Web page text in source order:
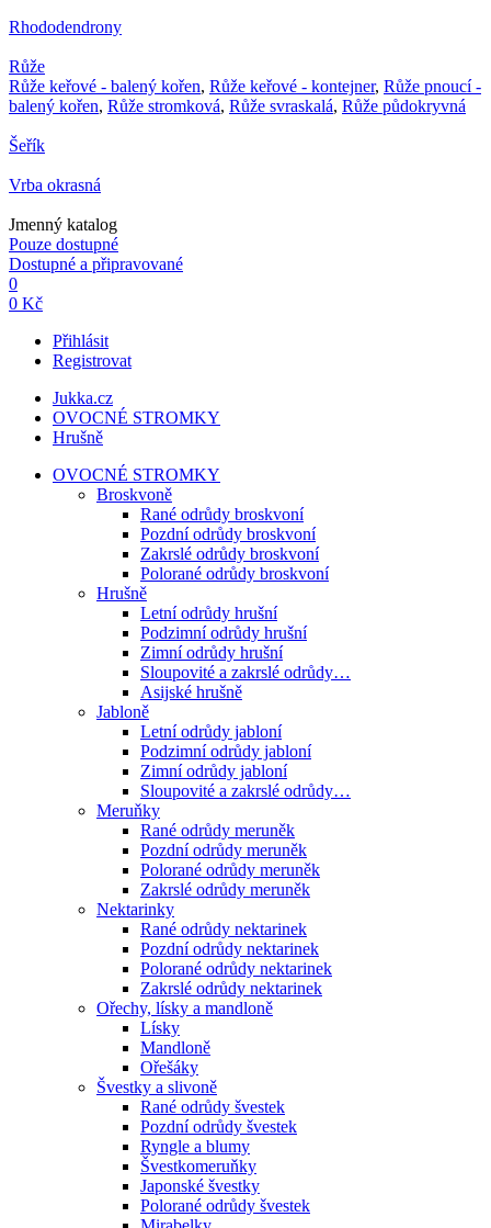
Rhododendrony
Růže
Růže keřové - balený kořen, Růže keřové - kontejner, Růže pnoucí -
balený kořen, Růže stromková, Růže svraskalá, Růže půdokryvná
Šeřík
Vrba okrasná
Jmenný katalog
Pouze dostupné
Dostupné a připravované
0
0 Kč
Přihlásit
Registrovat
Jukka.cz
OVOCNÉ STROMKY
Hrušně
OVOCNÉ STROMKY
Broskvoně
Rané odrůdy broskvoní
Pozdní odrůdy broskvoní
Zakrslé odrůdy broskvoní
Polorané odrůdy broskvoní
Hrušně
Letní odrůdy hrušní
Podzimní odrůdy hrušní
Zimní odrůdy hrušní
Sloupovité a zakrslé odrůdy…
Asijské hrušně
Jabloně
Letní odrůdy jabloní
Podzimní odrůdy jabloní
Zimní odrůdy jabloní
Sloupovité a zakrslé odrůdy…
Meruňky
Rané odrůdy meruněk
Pozdní odrůdy meruněk
Polorané odrůdy meruněk
Zakrslé odrůdy meruněk
Nektarinky
Rané odrůdy nektarinek
Pozdní odrůdy nektarinek
Polorané odrůdy nektarinek
Zakrslé odrůdy nektarinek
Ořechy, lísky a mandloně
Lísky
Mandloně
Ořešáky
Švestky a slivoně
Rané odrůdy švestek
Pozdní odrůdy švestek
Ryngle a blumy
Švestkomeruňky
Japonské švestky
Polorané odrůdy švestek